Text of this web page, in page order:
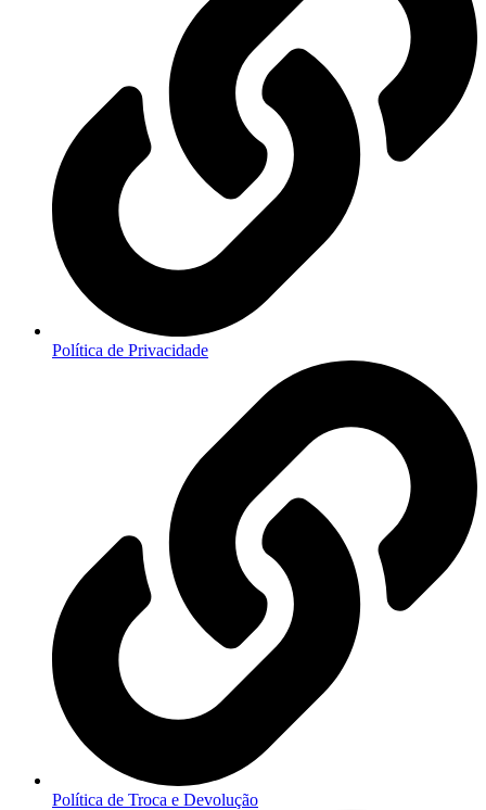
Política de Privacidade
Política de Troca e Devolução